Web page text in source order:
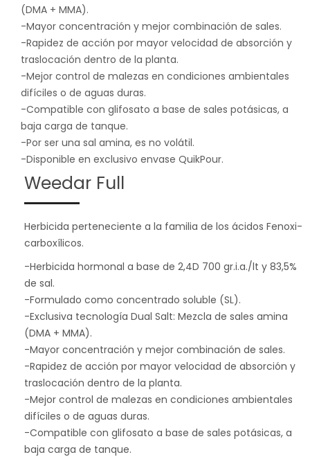
(DMA + MMA).
-Mayor concentración y mejor combinación de sales.
-Rapidez de acción por mayor velocidad de absorción y
traslocación dentro de la planta.
-Mejor control de malezas en condiciones ambientales
difíciles o de aguas duras.
-Compatible con glifosato a base de sales potásicas, a
baja carga de tanque.
-Por ser una sal amina, es no volátil.
-Disponible en exclusivo envase QuikPour.
Weedar Full
Herbicida perteneciente a la familia de los ácidos Fenoxi-
carboxílicos.
-Herbicida hormonal a base de 2,4D 700 gr.i.a./lt y 83,5%
de sal.
-Formulado como concentrado soluble (SL).
-Exclusiva tecnología Dual Salt: Mezcla de sales amina
(DMA + MMA).
-Mayor concentración y mejor combinación de sales.
-Rapidez de acción por mayor velocidad de absorción y
traslocación dentro de la planta.
-Mejor control de malezas en condiciones ambientales
difíciles o de aguas duras.
-Compatible con glifosato a base de sales potásicas, a
baja carga de tanque.